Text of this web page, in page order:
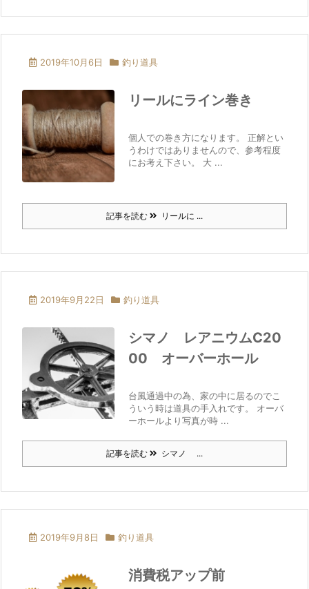
2019年10月6日 釣り道具
リールにライン巻き
個人での巻き方になります。 正解とい
うわけではありませんので、参考程度
にお考え下さい。 大 ...
記事を読む リールに ...
2019年9月22日 釣り道具
シマノ レアニウムC20
00 オーバーホール
台風通過中の為、家の中に居るのでこ
ういう時は道具の手入れです。 オーバ
ーホールより写真が時 ...
記事を読む シマノ ...
2019年9月8日 釣り道具
消費税アップ前